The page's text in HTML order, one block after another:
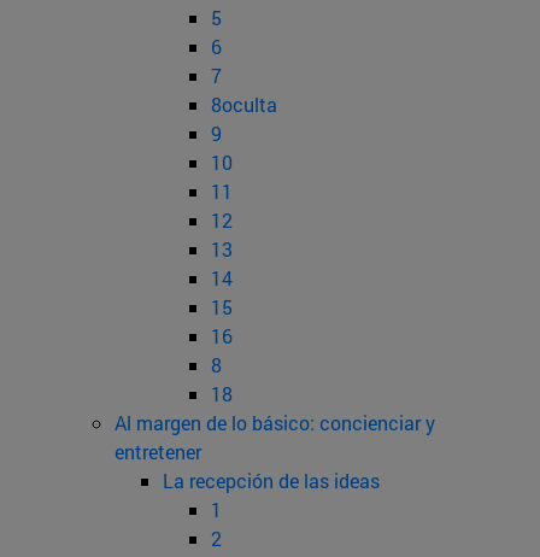
5
6
7
8oculta
9
10
11
12
13
14
15
16
8
18
Al margen de lo básico: concienciar y
entretener
La recepción de las ideas
1
2